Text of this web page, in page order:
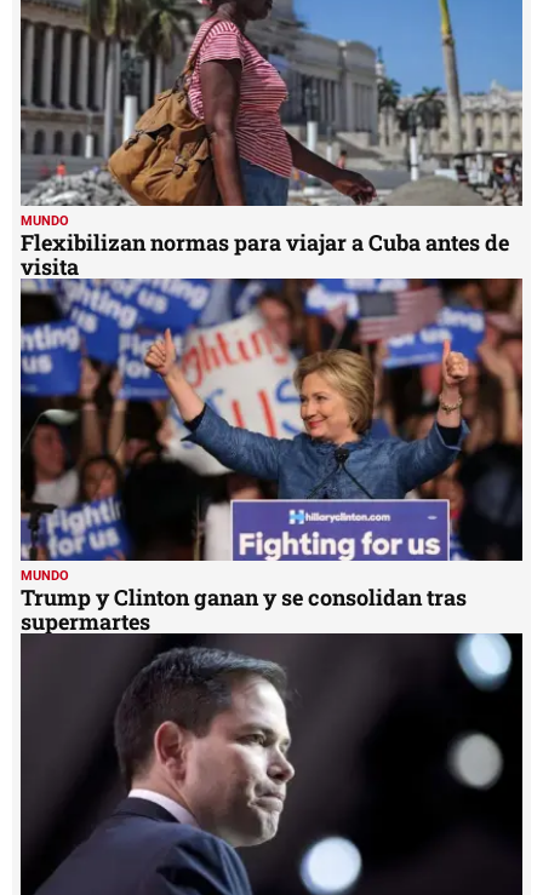
MUNDO
Flexibilizan normas para viajar a Cuba antes de
visita
MUNDO
Trump y Clinton ganan y se consolidan tras
supermartes